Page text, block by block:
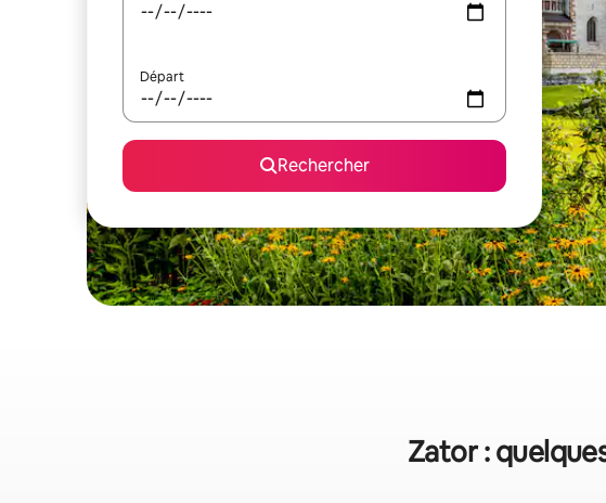
Départ
Rechercher
Zator :